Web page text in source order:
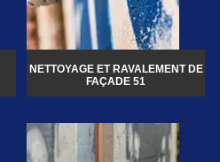
NETTOYAGE ET RAVALEMENT DE
FAÇADE 51